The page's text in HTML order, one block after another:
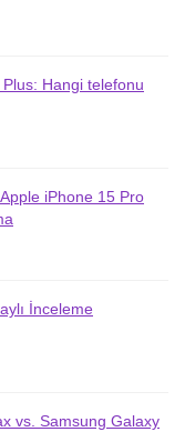
Hangi telefonu
iPhone 15 Pro
İnceleme
vs. Samsung Galaxy